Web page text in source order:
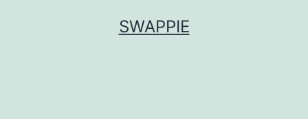
SWAPPIE